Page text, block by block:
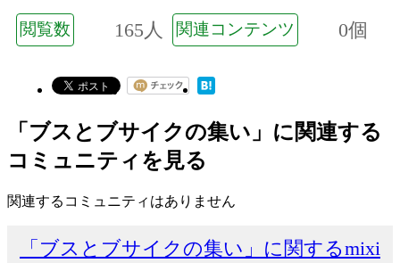
閲覧数 165人 関連コンテンツ 0個
「ブスとブサイクの集い」に関連する
コミュニティを見る
関連するコミュニティはありません
「ブスとブサイクの集い」に関するmixi